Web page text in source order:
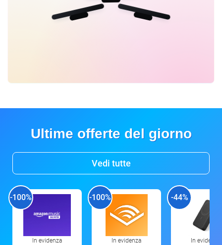
Ultime offerte del giorno
Vedi tutte
-100%
In evidenza
-100%
In evidenza
-44%
In evidenza